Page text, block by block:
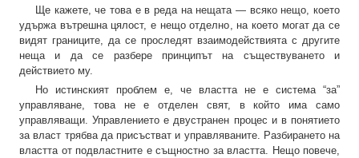
Ще кажете, че това е в реда на нещата — всяко нещо, което
удържа вътрешна цялост, е нещо отделно, на което могат да се
видят границите, да се проследят взаимодействията с другите
неща и да се разбере принципът на съществуването и
действието му.
Но истинският проблем е, че властта не е система “за”
управляване, това не е отделен свят, в който има само
управляващи. Управлението е двустранен процес и в понятието
за власт трябва да присъстват и управляваните. Разбирането на
властта от подвластните е същностно за властта. Нещо повече,